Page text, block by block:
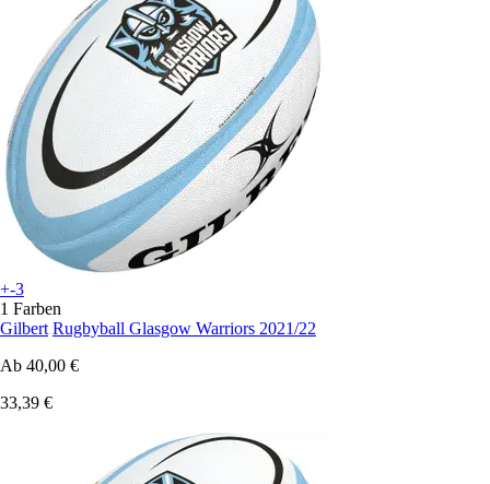
+-3
1 Farben
Gilbert Rugbyball Glasgow Warriors 2021/22
Ab 40,00 €
33,39 €